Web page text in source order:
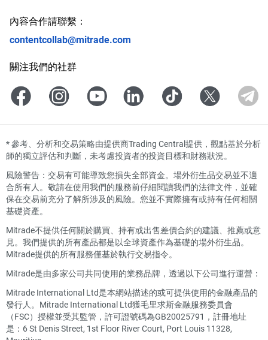
內容合作請聯繫：
contentcollab@mitrade.com
關注我們的社群
*參考、分析和交易策略由提供商Trading Central提供，觀點基於分析
師的獨立評估和判斷，未考慮投資者的投資目標和財務狀況。
風險警告：交易有可能導致您損失全部資金。場外衍生品交易並不適
合所有人。敬請在使用我們的服務前仔細閱讀我們的法律文件，並確
保在交易前充分了解所涉及的風險。您並不實際擁有或持有任何相關
基礎資產。
Mitrade不提供任何關於購買、持有或出售差價合約的建議、推薦或意
見。我們提供的所有產品都是以全球資產作為基礎的場外衍生品。
Mitrade提供的所有服務僅基於執行交易指令。
Mitrade是由多家公司共同使用的業務品牌，透過以下公司進行運營：
Mitrade International Ltd是本網站描述的或可提供使用的金融產品的
發行人。Mitrade International Ltd獲毛里求斯金融服務委員會
（FSC）授權並受其監管，許可證號碼為GB20025791，註冊地址
是：6 St Denis Street, 1st Floor River Court, Port Louis 11328,